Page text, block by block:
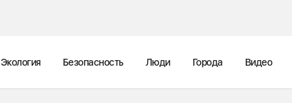
Экология Безопасность Люди Города Видео